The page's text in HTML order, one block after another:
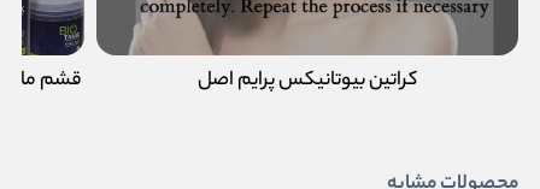
کراتین بیوتانیکس پرایم اصل قشم مارت